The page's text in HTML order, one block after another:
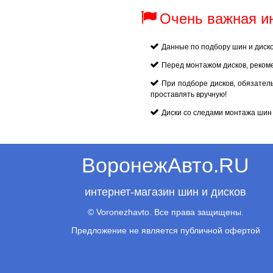
Очень важная
Данные по подбору шин и
Перед монтажом дисков,
При подборе дисков,
проставлять вручную!
Диски со следами монтажа
ВоронежАвто.RU
интернет-магазин шин и дисков
© Voronezhavto. Все права защищены.
Предложение не является публичной офертой